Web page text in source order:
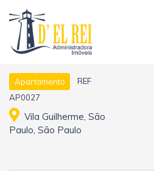
Apartamento
REF
AP0027
Vila Guilherme, São
Paulo, São Paulo